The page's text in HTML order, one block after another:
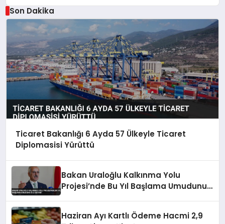
Son Dakika
Ticaret Bakanlığı 6 Ayda 57 Ülkeyle Ticaret
Diplomasisi Yürüttü
Bakan Uraloğlu Kalkınma Yolu
Projesi’nde Bu Yıl Başlama Umudunu
Haziran Ayı Kartlı Ödeme Hacmi 2,9